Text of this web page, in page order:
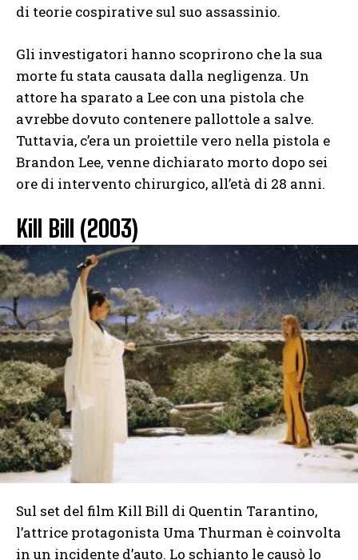
di teorie cospirative sul suo assassinio.
Gli investigatori hanno scoprirono che la sua
morte fu stata causata dalla negligenza. Un
attore ha sparato a Lee con una pistola che
avrebbe dovuto contenere pallottole a salve.
Tuttavia, c’era un proiettile vero nella pistola e
Brandon Lee, venne dichiarato morto dopo sei
ore di intervento chirurgico, all’età di 28 anni.
Kill Bill (2003)
Sul set del film Kill Bill di Quentin Tarantino,
l’attrice protagonista Uma Thurman è coinvolta
in un incidente d’auto. Lo schianto le causò lo